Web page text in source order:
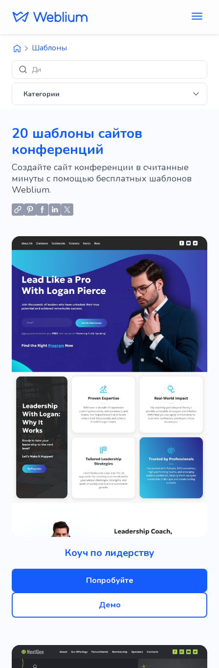
Шаблоны
Дизайны 'E-com
Категории
20 шаблоны сайтов
конференций
Создайте сайт конференции в считанные
минуты с помощью бесплатных шаблонов
Weblium.
Коуч по лидерству
Попробуйте
Демо